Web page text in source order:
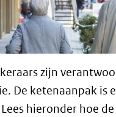
zijn
De ketenaanpak
hieronder hoe